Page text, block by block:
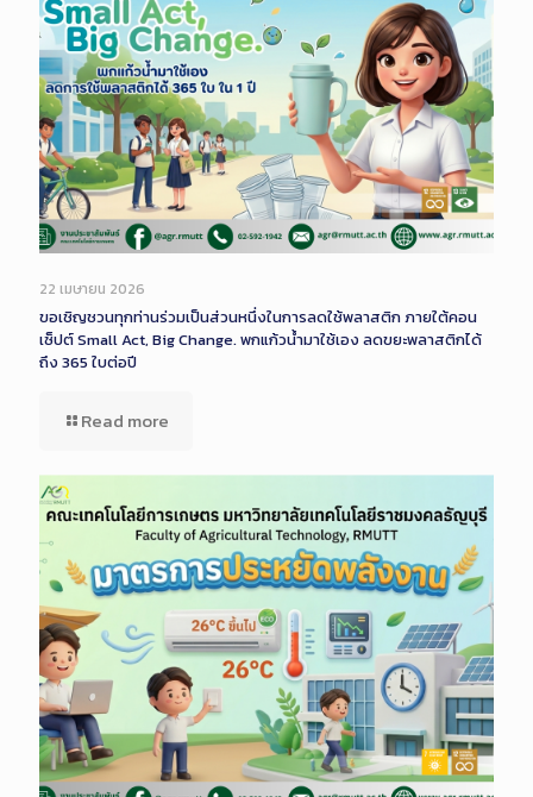
22 เมษายน 2026
ขอเชิญชวนทุกท่านร่วมเป็นส่วนหนึ่งในการลดใช้พลาสติก ภายใต้คอน
เซ็ปต์ Small Act, Big Change. พกแก้วน้ำมาใช้เอง ลดขยะพลาสติกได้
ถึง 365 ใบต่อปี
Read more